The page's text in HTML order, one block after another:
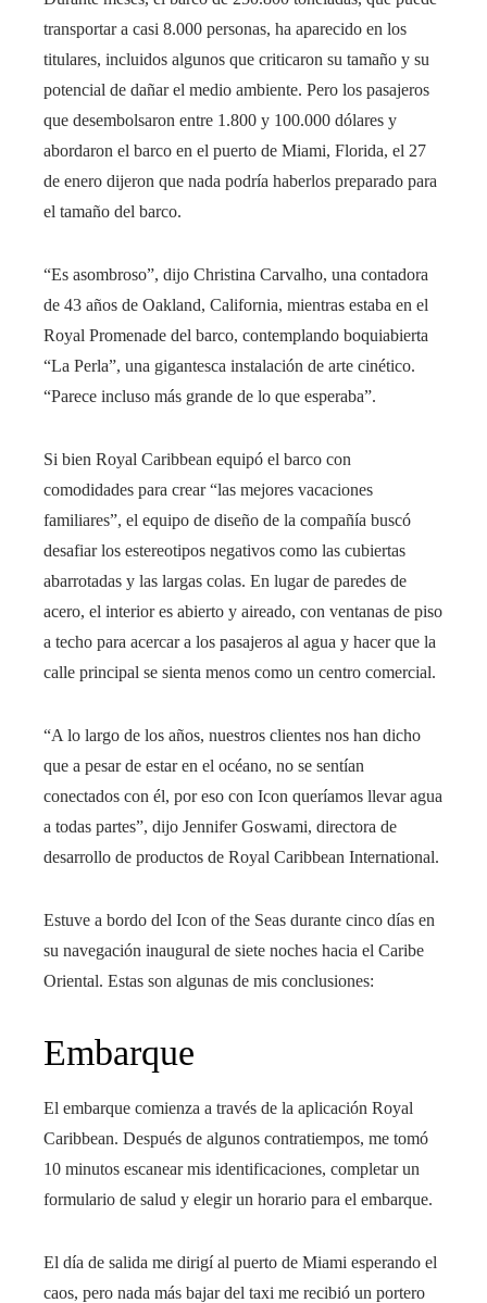
transportar a casi 8.000 personas, ha aparecido en los
titulares, incluidos algunos que criticaron su tamaño y su
potencial de dañar el medio ambiente. Pero los pasajeros
que desembolsaron entre 1.800 y 100.000 dólares y
abordaron el barco en el puerto de Miami, Florida, el 27
de enero dijeron que nada podría haberlos preparado para
el tamaño del barco.
“Es asombroso”, dijo Christina Carvalho, una contadora
de 43 años de Oakland, California, mientras estaba en el
Royal Promenade del barco, contemplando boquiabierta
“La Perla”, una gigantesca instalación de arte cinético.
“Parece incluso más grande de lo que esperaba”.
Si bien Royal Caribbean equipó el barco con
comodidades para crear “las mejores vacaciones
familiares”, el equipo de diseño de la compañía buscó
desafiar los estereotipos negativos como las cubiertas
abarrotadas y las largas colas. En lugar de paredes de
acero, el interior es abierto y aireado, con ventanas de piso
a techo para acercar a los pasajeros al agua y hacer que la
calle principal se sienta menos como un centro comercial.
“A lo largo de los años, nuestros clientes nos han dicho
que a pesar de estar en el océano, no se sentían
conectados con él, por eso con Icon queríamos llevar agua
a todas partes”, dijo Jennifer Goswami, directora de
desarrollo de productos de Royal Caribbean International.
Estuve a bordo del Icon of the Seas durante cinco días en
su navegación inaugural de siete noches hacia el Caribe
Oriental. Estas son algunas de mis conclusiones:
Embarque
El embarque comienza a través de la aplicación Royal
Caribbean. Después de algunos contratiempos, me tomó
10 minutos escanear mis identificaciones, completar un
formulario de salud y elegir un horario para el embarque.
El día de salida me dirigí al puerto de Miami esperando el
caos, pero nada más bajar del taxi me recibió un portero